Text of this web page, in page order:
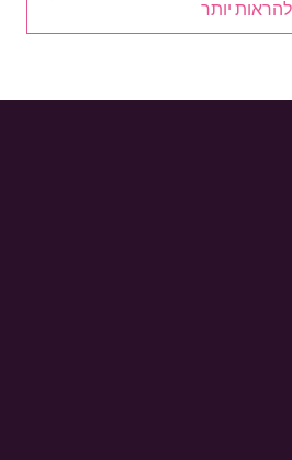
להראות יותר